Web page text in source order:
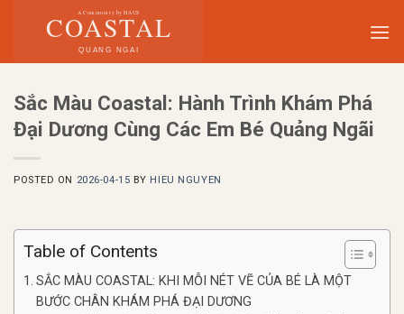
Sắc Màu Coastal: Hành Trình Khám Phá
Đại Dương Cùng Các Em Bé Quảng Ngãi
POSTED ON 2026-04-15 BY HIEU NGUYEN
Table of Contents
SẮC MÀU COASTAL: KHI MỖI NÉT VẼ CỦA BÉ LÀ MỘT
BƯỚC CHÂN KHÁM PHÁ ĐẠI DƯƠNG